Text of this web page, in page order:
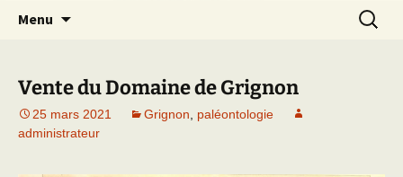
Menu
Vente du Domaine de Grignon
25 mars 2021 Grignon
paléontologie
administrateur